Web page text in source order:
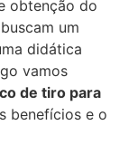
obtenção do
um
didática
vamos
de tiro para
benefícios e o